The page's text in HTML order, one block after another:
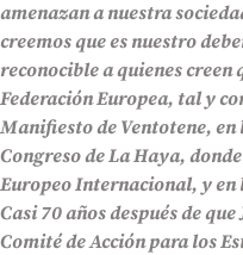
amenazan a nuestra
creemos que es nuestro
reconocible a quienes creen
Federación Europea, tal y
Manifiesto de Ventotene, en
Congreso de La Haya,
Europeo Internacional, y en
Casi 70 años después de
Comité de Acción para los